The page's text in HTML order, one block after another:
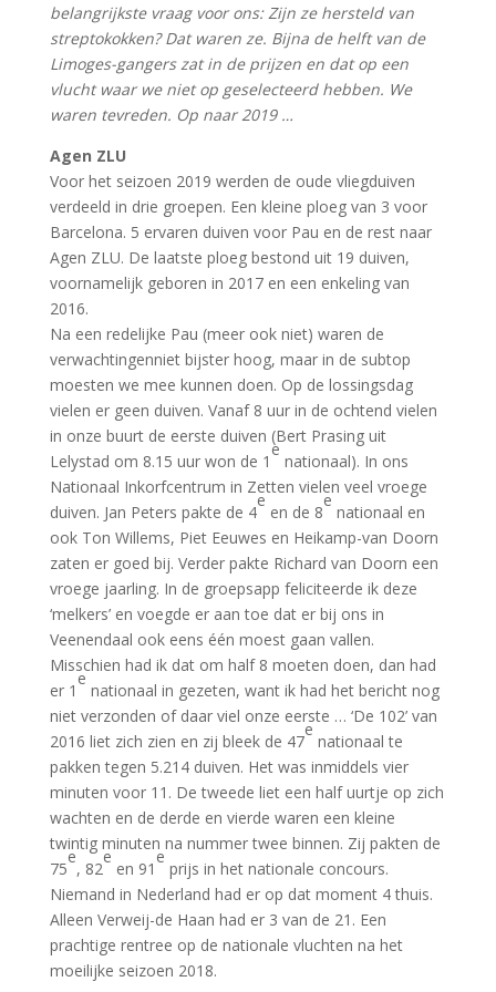
belangrijkste vraag voor ons: Zijn ze hersteld van
streptokokken? Dat waren ze. Bijna de helft van de
Limoges-gangers zat in de prijzen en dat op een
vlucht waar we niet op geselecteerd hebben. We
waren tevreden. Op naar 2019 …
Agen ZLU
Voor het seizoen 2019 werden de oude vliegduiven
verdeeld in drie groepen. Een kleine ploeg van 3 voor
Barcelona. 5 ervaren duiven voor Pau en de rest naar
Agen ZLU. De laatste ploeg bestond uit 19 duiven,
voornamelijk geboren in 2017 en een enkeling van
2016.
Na een redelijke Pau (meer ook niet) waren de
verwachtingenniet bijster hoog, maar in de subtop
moesten we mee kunnen doen. Op de lossingsdag
vielen er geen duiven. Vanaf 8 uur in de ochtend vielen
in onze buurt de eerste duiven (Bert Prasing uit
Lelystad om 8.15 uur won de 1
e
nationaal). In ons
Nationaal Inkorfcentrum in Zetten vielen veel vroege
duiven. Jan Peters pakte de 4
e
en de 8
e
nationaal en
ook Ton Willems, Piet Eeuwes en Heikamp-van Doorn
zaten er goed bij. Verder pakte Richard van Doorn een
vroege jaarling. In de groepsapp feliciteerde ik deze
‘melkers’ en voegde er aan toe dat er bij ons in
Veenendaal ook eens één moest gaan vallen.
Misschien had ik dat om half 8 moeten doen, dan had
er 1
e
nationaal in gezeten, want ik had het bericht nog
niet verzonden of daar viel onze eerste … ‘De 102’ van
2016 liet zich zien en zij bleek de 47
e
nationaal te
pakken tegen 5.214 duiven. Het was inmiddels vier
minuten voor 11. De tweede liet een half uurtje op zich
wachten en de derde en vierde waren een kleine
twintig minuten na nummer twee binnen. Zij pakten de
75
e
, 82
e
en 91
e
prijs in het nationale concours.
Niemand in Nederland had er op dat moment 4 thuis.
Alleen Verweij-de Haan had er 3 van de 21. Een
prachtige rentree op de nationale vluchten na het
moeilijke seizoen 2018.